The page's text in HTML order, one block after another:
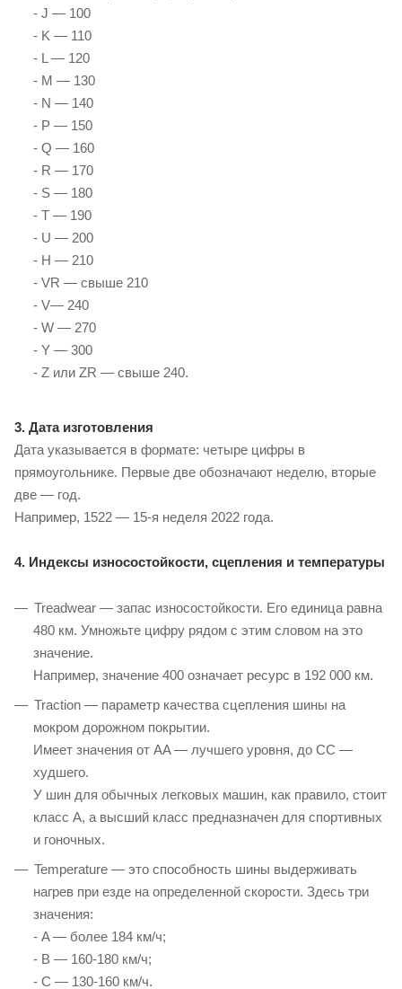
- J — 100
- K — 110
- L — 120
- M — 130
- N — 140
- P — 150
- Q — 160
- R — 170
- S — 180
- T — 190
- U — 200
- H — 210
- VR — свыше 210
- V— 240
- W — 270
- Y — 300
- Z или ZR — свыше 240.
3. Дата изготовления
Дата указывается в формате: четыре цифры в
прямоугольнике. Первые две обозначают неделю, вторые
две — год.
Например, 1522 — 15-я неделя 2022 года.
4. Индексы износостойкости, сцепления и температуры
Treadwear — запас износостойкости. Его единица равна
480 км. Умножьте цифру рядом с этим словом на это
значение.
Например, значение 400 означает ресурс в 192 000 км.
Traction — параметр качества сцепления шины на
мокром дорожном покрытии.
Имеет значения от AA — лучшего уровня, до CC —
худшего.
У шин для обычных легковых машин, как правило, стоит
класс A, а высший класс предназначен для спортивных
и гоночных.
Temperature — это способность шины выдерживать
нагрев при езде на определенной скорости. Здесь три
значения:
- A — более 184 км/ч;
- B — 160-180 км/ч;
- C — 130-160 км/ч.